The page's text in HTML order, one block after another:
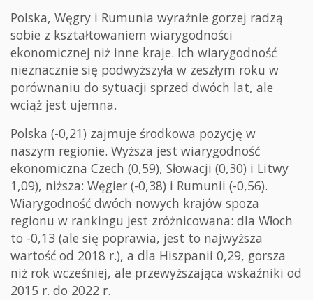
Polska, Węgry i Rumunia wyraźnie gorzej radzą
sobie z kształtowaniem wiarygodności
ekonomicznej niż inne kraje. Ich wiarygodność
nieznacznie się podwyższyła w zeszłym roku w
porównaniu do sytuacji sprzed dwóch lat, ale
wciąż jest ujemna.
Polska (-0,21) zajmuje środkowa pozycję w
naszym regionie. Wyższa jest wiarygodność
ekonomiczna Czech (0,59), Słowacji (0,30) i Litwy
1,09), niższa: Węgier (-0,38) i Rumunii (-0,56).
Wiarygodność dwóch nowych krajów spoza
regionu w rankingu jest zróżnicowana: dla Włoch
to -0,13 (ale się poprawia, jest to najwyższa
wartość od 2018 r.), a dla Hiszpanii 0,29, gorsza
niż rok wcześniej, ale przewyższająca wskaźniki od
2015 r. do 2022 r.